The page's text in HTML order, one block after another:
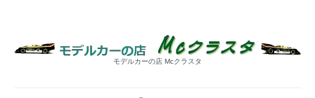
モデルカーの店 Mcクラスタ